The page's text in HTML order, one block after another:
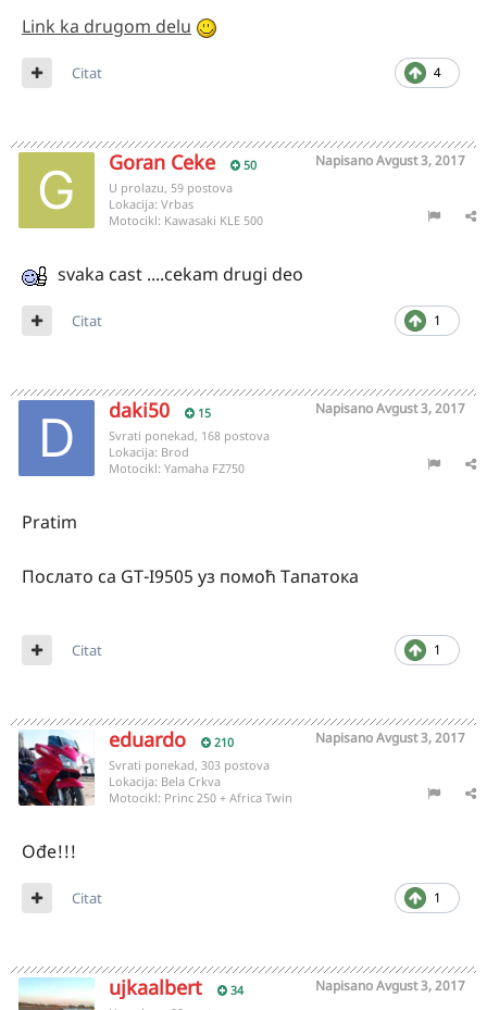
Link ka drugom delu
4
Citat
Goran Ceke 50 NapisanoAvgust 3, 2017
U prolazu, 59 postova
Lokacija: Vrbas
Motocikl: Kawasaki KLE 500
svaka cast ....cekam drugi deo
1
Citat
daki50 15 NapisanoAvgust 3, 2017
Svrati ponekad, 168 postova
Lokacija: Brod
Motocikl: Yamaha FZ750
Pratim
Послато са GT-I9505 уз помоћ Тапатока
1
Citat
eduardo 210 NapisanoAvgust 3, 2017
Svrati ponekad, 303 postova
Lokacija: Bela Crkva
Motocikl: Princ 250 + Africa Twin
Ođe!!!
1
Citat
ujkaalbert 34 NapisanoAvgust 3, 2017